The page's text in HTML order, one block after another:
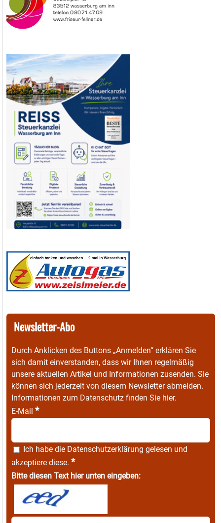
Newsletter-Abo
Durch Anklicken des Buttons „Anmelden“ erklären Sie
sich damit einverstanden, dass wir Ihnen regelmäßig
unsere aktuellen Artikel und Informationen zusenden. Sie
können sich jederzeit von diesem Newsletter abmelden.
Informationen zum Datenschutz finden Sie hier.
E-Mail *
Ich habe die Datenschutzerklärung gelesen und
akzeptiere diese. *
Bitte diesen Text hier unten eingeben: